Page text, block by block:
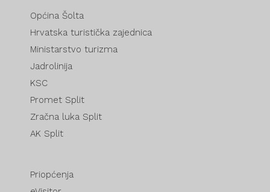
Općina Šolta
Hrvatska turistička zajednica
Ministarstvo turizma
Jadrolinija
KSC
Promet Split
Zračna luka Split
AK Split
Priopćenja